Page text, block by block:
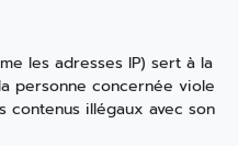
les adresses IP) sert à la
personne concernée viole
illégaux avec son